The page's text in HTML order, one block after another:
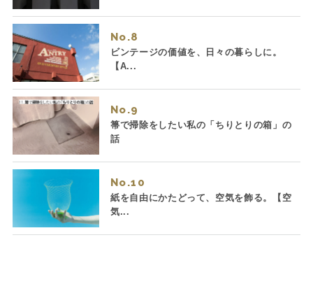
No.
ビンテージの価値を、日々の暮らしに。
【A...
No.
箒で掃除をしたい私の「ちりとりの箱」の
話
No.
紙を自由にかたどって、空気を飾る。【空
気...